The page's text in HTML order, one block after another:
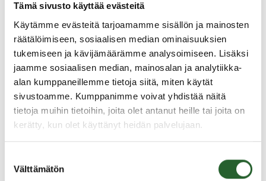
Tämä sivusto käyttää evästeitä
Käytämme evästeitä tarjoamamme sisällön ja mainosten
räätälöimiseen, sosiaalisen median ominaisuuksien
tukemiseen ja kävijämäärämme analysoimiseen. Lisäksi
jaamme sosiaalisen median, mainosalan ja analytiikka-
alan kumppaneillemme tietoja siitä, miten käytät
sivustoamme. Kumppanimme voivat yhdistää näitä
tietoja muihin tietoihin, joita olet antanut heille tai joita on
kerätty, kun olet käyttänyt heidän palvelujaan.
valinta
Välttämätön
toiminnassa ja taloudenhoidossa. Se toteuttaa
kuntastrategiaa ja turvaa edellytykset kunnan
tehtävien hoitamiseen.
Talousarvio 2026 (PDF)
Talousarvio 2025 (PDF)
Talousarvio 2024 (PDF)